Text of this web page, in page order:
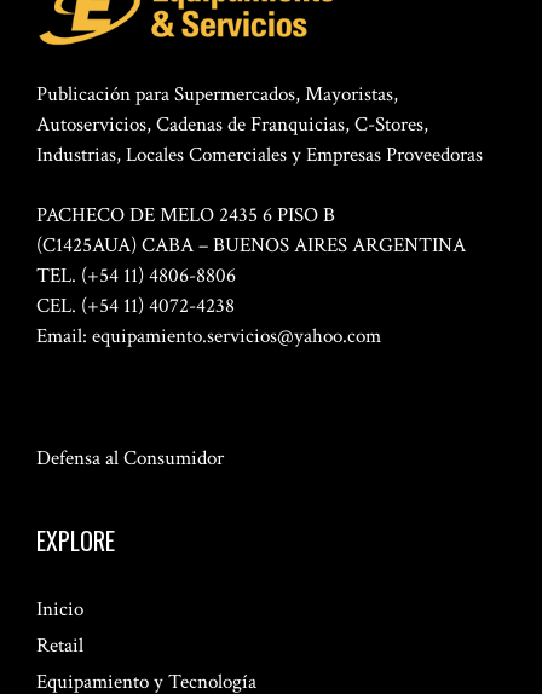
Publicación para Supermercados, Mayoristas,
Autoservicios, Cadenas de Franquicias, C-Stores,
Industrias, Locales Comerciales y Empresas Proveedoras
PACHECO DE MELO 2435 6 PISO B
(C1425AUA) CABA – BUENOS AIRES ARGENTINA
TEL. (+54 11) 4806-8806
CEL. (+54 11) 4072-4238
Email: equipamiento.servicios@yahoo.com
Defensa al Consumidor
EXPLORE
Inicio
Retail
Equipamiento y Tecnología